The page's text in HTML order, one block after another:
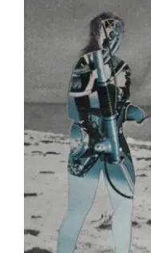
Jean-Pierre